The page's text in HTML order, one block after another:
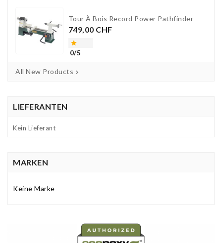
Tour À Bois Record Power Pathfinder
Preis
749,00 CHF

0/5
All New Products 
LIEFERANTEN
Kein Lieferant
MARKEN
Keine Marke